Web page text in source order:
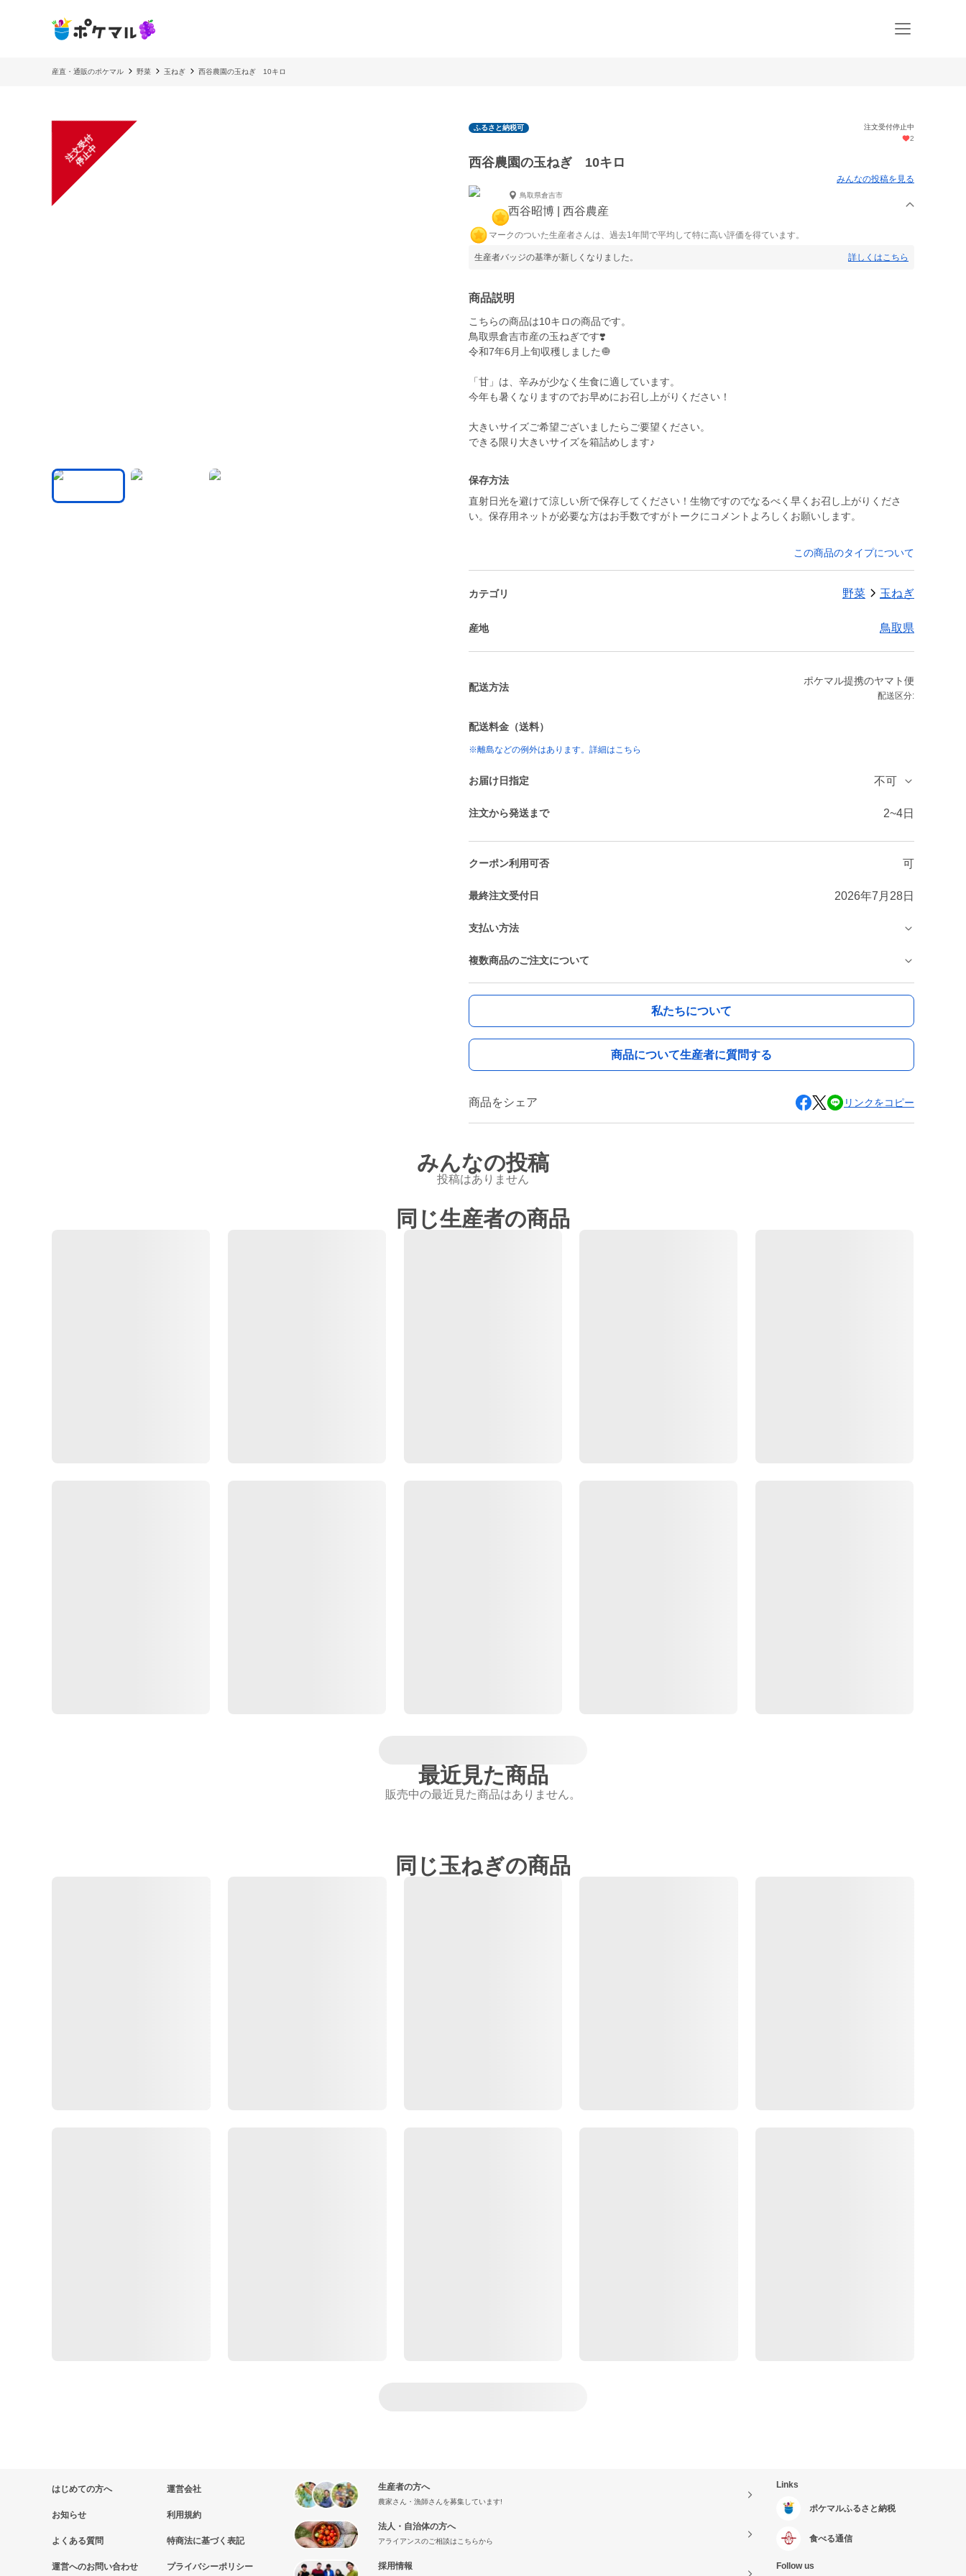
産直・通販のポケマル 野菜 玉ねぎ 西谷農園の玉ねぎ 10キロ
注
文
受
付
停
止
中
ふるさと納税可
注文受付停止中
2
西谷農園の玉ねぎ 10キロ
みんなの投稿を見る
鳥取県倉吉市
西谷昭博 | 西谷農産
マークのついた生産者さんは、過去1年間で平均して特に高い評価を得ています。
生産者バッジの基準が新しくなりました。 詳しくはこちら
商品説明
こちらの商品は10キロの商品です。
鳥取県倉吉市産の玉ねぎです❣️
令和7年6月上旬収穫しました🧅
「甘」は、辛みが少なく生食に適しています。
今年も暑くなりますのでお早めにお召し上がりください！
大きいサイズご希望ございましたらご要望ください。
できる限り大きいサイズを箱詰めします♪
保存方法
直射日光を避けて涼しい所で保存してください！生物ですのでなるべく早くお召し上がりくださ
い。保存用ネットが必要な方はお手数ですがトークにコメントよろしくお願いします。
この商品のタイプについて
カテゴリ 野菜 玉ねぎ
産地 鳥取県
配送方法
ポケマル提携のヤマト便
配送区分:
配送料金（送料）
※離島などの例外はあります。詳細はこちら
お届け日指定 不可
注文から発送まで 2~4日
クーポン利用可否 可
最終注文受付日 2026年7月28日
支払い方法
複数商品のご注文について
私たちについて
商品について生産者に質問する
商品をシェア リンクをコピー
みんなの投稿
投稿はありません
同じ生産者の商品
最近見た商品
販売中の最近見た商品はありません。
同じ玉ねぎの商品
はじめての方へ
お知らせ
よくある質問
運営へのお問い合わせ
運営会社
利用規約
特商法に基づく表記
プライバシーポリシー
生産者の方へ
農家さん・漁師さんを募集しています!
法人・自治体の方へ
アライアンスのご相談はこちらから
採用情報
Links
ポケマルふるさと納税
食べる通信
Follow us